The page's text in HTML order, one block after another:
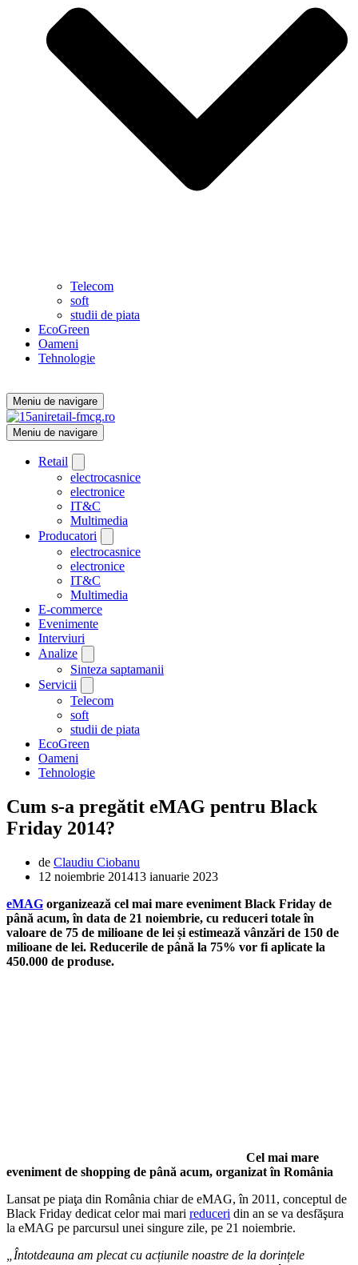
Telecom
soft
studii de piata
EcoGreen
Oameni
Tehnologie
Meniu de navigare
Meniu de navigare
Retail
electrocasnice
electronice
IT&C
Multimedia
Producatori
electrocasnice
electronice
IT&C
Multimedia
E-commerce
Evenimente
Interviuri
Analize
Sinteza saptamanii
Servicii
Telecom
soft
studii de piata
EcoGreen
Oameni
Tehnologie
Cum s-a pregătit eMAG pentru Black
Friday 2014?
de Claudiu Ciobanu
12 noiembrie 201413 ianuarie 2023
eMAG organizează cel mai mare eveniment Black Friday de
până acum, în data de 21 noiembrie, cu reduceri totale în
valoare de 75 de milioane de lei și estimează vânzări de 150 de
milioane de lei. Reducerile de până la 75% vor fi aplicate la
450.000 de produse.
Cel mai mare
eveniment de shopping de până acum, organizat în România
Lansat pe piaţa din România chiar de eMAG, în 2011, conceptul de
Black Friday dedicat celor mai mari reduceri din an se va desfăşura
la eMAG pe parcursul unei singure zile, pe 21 noiembrie.
„Întotdeauna am plecat cu acțiunile noastre de la dorințele